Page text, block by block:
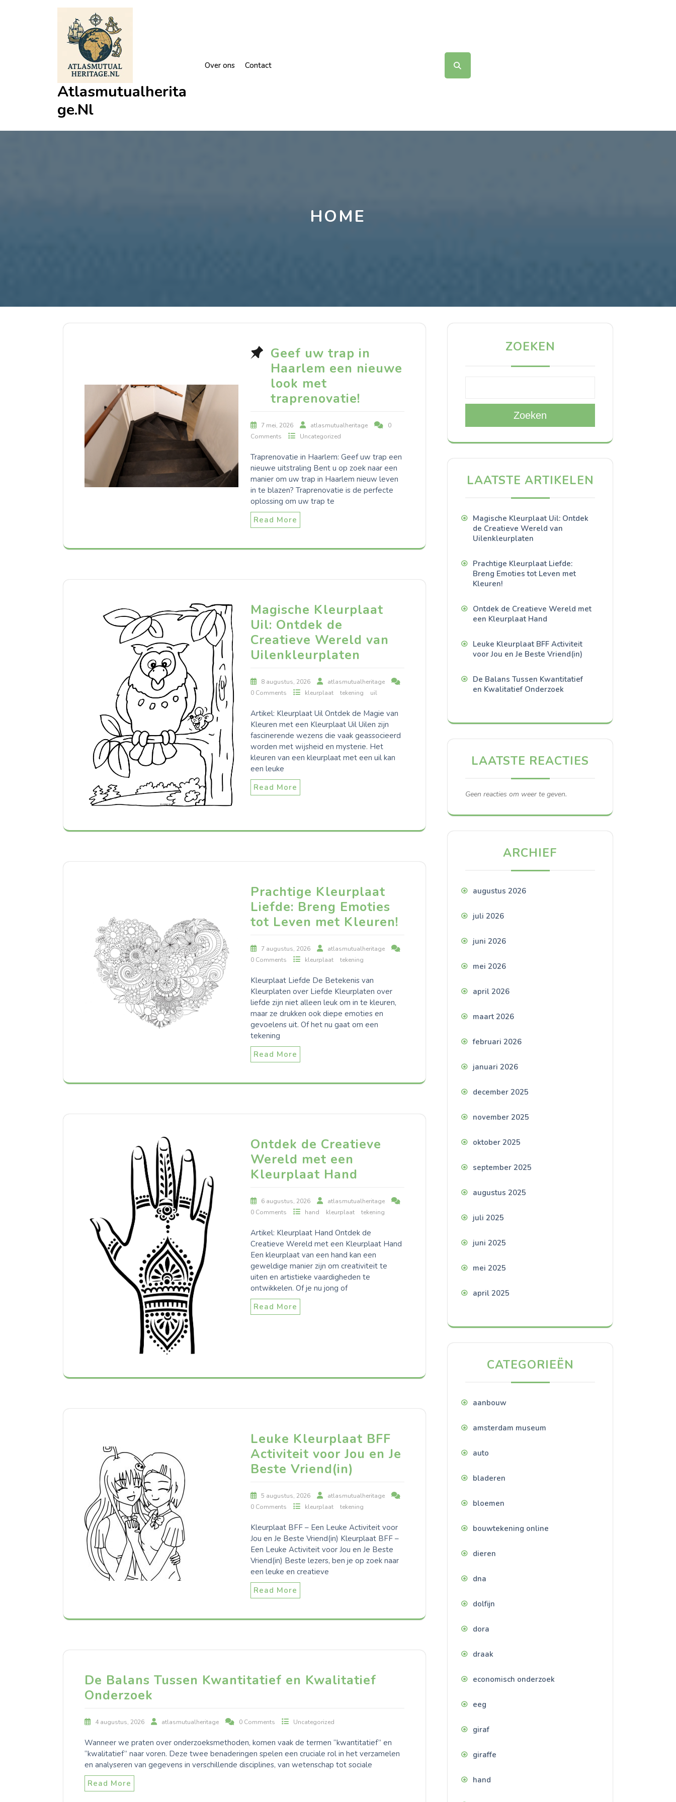
Atlasmutualherita
Ge.nl
Over ons Contact
HOME
Geef uw trap in
Haarlem een nieuwe
look met
traprenovatie!
7 mei, 2026 atlasmutualheritage
0
Comments
Uncategorized
Traprenovatie in Haarlem: Geef uw trap een
nieuwe uitstraling Bent u op zoek naar een
manier om uw trap in Haarlem nieuw leven
in te blazen? Traprenovatie is de perfecte
oplossing om uw trap te
Read More
Magische Kleurplaat
Uil: Ontdek de
Creatieve Wereld van
Uilenkleurplaten
8 augustus, 2026
atlasmutualheritage
0 Comments
kleurplaat tekening uil
Artikel: Kleurplaat Uil Ontdek de Magie van
Kleuren met een Kleurplaat Uil Uilen zijn
fascinerende wezens die vaak geassocieerd
worden met wijsheid en mysterie. Het
kleuren van een kleurplaat met een uil kan
een leuke
Read More
Prachtige Kleurplaat
Liefde: Breng Emoties
tot Leven met Kleuren!
7 augustus, 2026
atlasmutualheritage
0 Comments
kleurplaat tekening
Kleurplaat Liefde De Betekenis van
Kleurplaten over Liefde Kleurplaten over
liefde zijn niet alleen leuk om in te kleuren,
maar ze drukken ook diepe emoties en
gevoelens uit. Of het nu gaat om een
tekening
Read More
Ontdek de Creatieve
Wereld met een
Kleurplaat Hand
6 augustus, 2026
atlasmutualheritage
0 Comments
hand kleurplaat tekening
Artikel: Kleurplaat Hand Ontdek de
Creatieve Wereld met een Kleurplaat Hand
Een kleurplaat van een hand kan een
geweldige manier zijn om creativiteit te
uiten en artistieke vaardigheden te
ontwikkelen. Of je nu jong of
Read More
Leuke Kleurplaat BFF
Activiteit voor Jou en Je
Beste Vriend(in)
5 augustus, 2026
atlasmutualheritage
0 Comments
kleurplaat tekening
Kleurplaat BFF – Een Leuke Activiteit voor
Jou en Je Beste Vriend(in) Kleurplaat BFF –
Een Leuke Activiteit voor Jou en Je Beste
Vriend(in) Beste lezers, ben je op zoek naar
een leuke en creatieve
Read More
De Balans Tussen Kwantitatief en Kwalitatief
Onderzoek
4 augustus, 2026 atlasmutualheritage 0 Comments Uncategorized
Wanneer we praten over onderzoeksmethoden, komen vaak de termen “kwantitatief” en
“kwalitatief” naar voren. Deze twee benaderingen spelen een cruciale rol in het verzamelen
en analyseren van gegevens in verschillende disciplines, van wetenschap tot sociale
Read More
ZOEKEN
Zoeken
LAATSTE ARTIKELEN
Magische Kleurplaat Uil: Ontdek
de Creatieve Wereld van
Uilenkleurplaten
Prachtige Kleurplaat Liefde:
Breng Emoties tot Leven met
Kleuren!
Ontdek de Creatieve Wereld met
een Kleurplaat Hand
Leuke Kleurplaat BFF Activiteit
voor Jou en Je Beste Vriend(in)
De Balans Tussen Kwantitatief
en Kwalitatief Onderzoek
LAATSTE REACTIES
Geen reacties om weer te geven.
ARCHIEF
augustus 2026
juli 2026
juni 2026
mei 2026
april 2026
maart 2026
februari 2026
januari 2026
december 2025
november 2025
oktober 2025
september 2025
augustus 2025
juli 2025
juni 2025
mei 2025
april 2025
CATEGORIEËN
aanbouw
amsterdam museum
auto
bladeren
bloemen
bouwtekening online
dieren
dna
dolfijn
dora
draak
economisch onderzoek
eeg
giraf
giraffe
hand